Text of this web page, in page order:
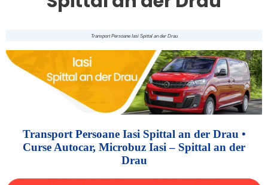
Transport Persoane Iasi Spittal an der Drau
Transport Persoane Iasi Spittal an der Drau •
Curse Autocar, Microbuz Iasi – Spittal an der
Drau